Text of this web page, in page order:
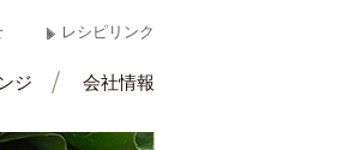
レシピリンク
ジ 会社情報